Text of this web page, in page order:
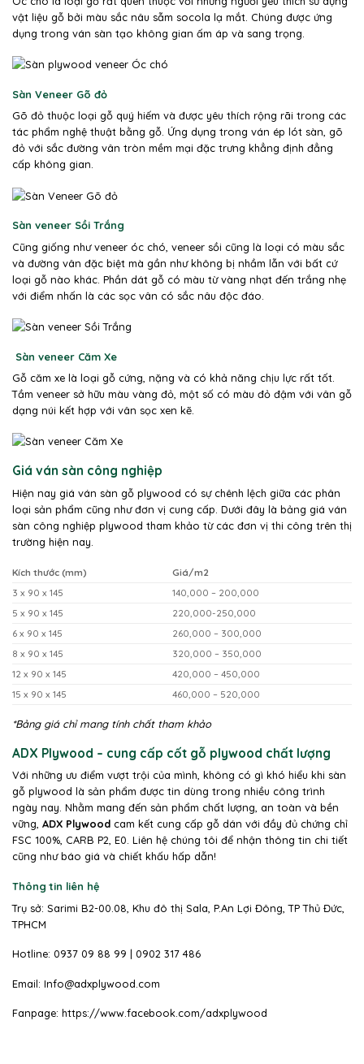
vật liệu gỗ bởi màu sắc nâu sẫm socola lạ mắt. Chúng được ứng
dụng trong ván sàn tạo không gian ấm áp và sang trọng.
Sàn Veneer Gõ đỏ
Gõ đỏ thuộc loại gỗ quý hiếm và được yêu thích rộng rãi trong các
tác phẩm nghệ thuật bằng gỗ. Ứng dụng trong ván ép lót sàn, gõ
đỏ với sắc đường vân tròn mềm mại đặc trưng khẳng định đẳng
cấp không gian.
Sàn veneer Sồi Trắng
Cũng giống như veneer óc chó, veneer sồi cũng là loại có màu sắc
và đường vân đặc biệt mà gần như không bị nhầm lẫn với bất cứ
loại gỗ nào khác. Phần dát gỗ có màu từ vàng nhạt đến trắng nhẹ
với điểm nhấn là các sọc vân có sắc nâu độc đáo.
Sàn veneer Căm Xe
Gỗ căm xe là loại gỗ cứng, nặng và có khả năng chịu lực rất tốt.
Tầm veneer sở hữu màu vàng đỏ, một số có màu đỏ đậm với vân gỗ
dạng núi kết hợp với vân sọc xen kẽ.
Giá ván sàn công nghiệp
Hiện nay giá ván sàn gỗ plywood có sự chênh lệch giữa các phân
loại sản phẩm cũng như đơn vị cung cấp. Dưới đây là bảng giá ván
sàn công nghiệp plywood tham khảo từ các đơn vị thi công trên thị
trường hiện nay.
Kích thước (mm)
Giá/m2
3 x 90 x 145
140,000 – 200,000
5 x 90 x 145
220,000-250,000
6 x 90 x 145
260,000 – 300,000
8 x 90 x 145
320,000 – 350,000
12 x 90 x 145
420,000 – 450,000
15 x 90 x 145
460,000 – 520,000
*Bảng giá chỉ mang tính chất tham khảo
ADX Plywood – cung cấp cốt gỗ plywood chất lượng
Với những ưu điểm vượt trội của mình, không có gì khó hiểu khi sàn
gỗ plywood là sản phẩm được tin dùng trong nhiều công trình
ngày nay. Nhằm mang đến sản phẩm chất lượng, an toàn và bền
vững, ADX Plywood cam kết cung cấp gỗ dán với đầy đủ chứng chỉ
FSC 100%, CARB P2, E0. Liên hệ chúng tôi để nhận thông tin chi tiết
cũng như báo giá và chiết khấu hấp dẫn!
Thông tin liên hệ
Trụ sở: Sarimi B2-00.08, Khu đô thị Sala, P.An Lợi Đông, TP Thủ Đức,
TPHCM
Hotline: 0937 09 88 99 | 0902 317 486
Email: Info@adxplywood.com
Fanpage: https://www.facebook.com/adxplywood